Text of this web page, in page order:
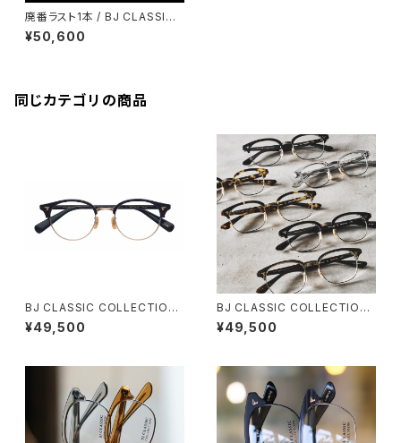
廃番ラスト1本 / BJ CLASSIC
COLLECTION S-732NT BJ
クラシック ブロー ブロウ
¥50,600
同じカテゴリの商品
BJ CLASSIC COLLECTION
S-703 BJクラシック ブロー サ
ーモント 2026ss
¥49,500
BJ CLASSIC COLLECTION
S-702 ブロー サーモント BJク
ラシック 3サイズ展開 45 48 5
¥49,500